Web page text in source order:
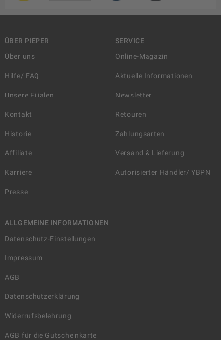
ÜBER PIEPER
Über uns
Hilfe/ FAQ
Unsere Filialen
Kontakt
Historie
Affiliate
Karriere
Presse
SERVICE
Online-Magazin
Aktuelle Informationen
Newsletter
Retouren
Zahlungsarten
Versand & Lieferung
Autorisierter Händler/ YBPN
ALLGEMEINE INFORMATIONEN
Datenschutz-Einstellungen
Impressum
AGB
Datenschutzerklärung
Widerrufsbelehrung
AGB für die Gutscheinkarte